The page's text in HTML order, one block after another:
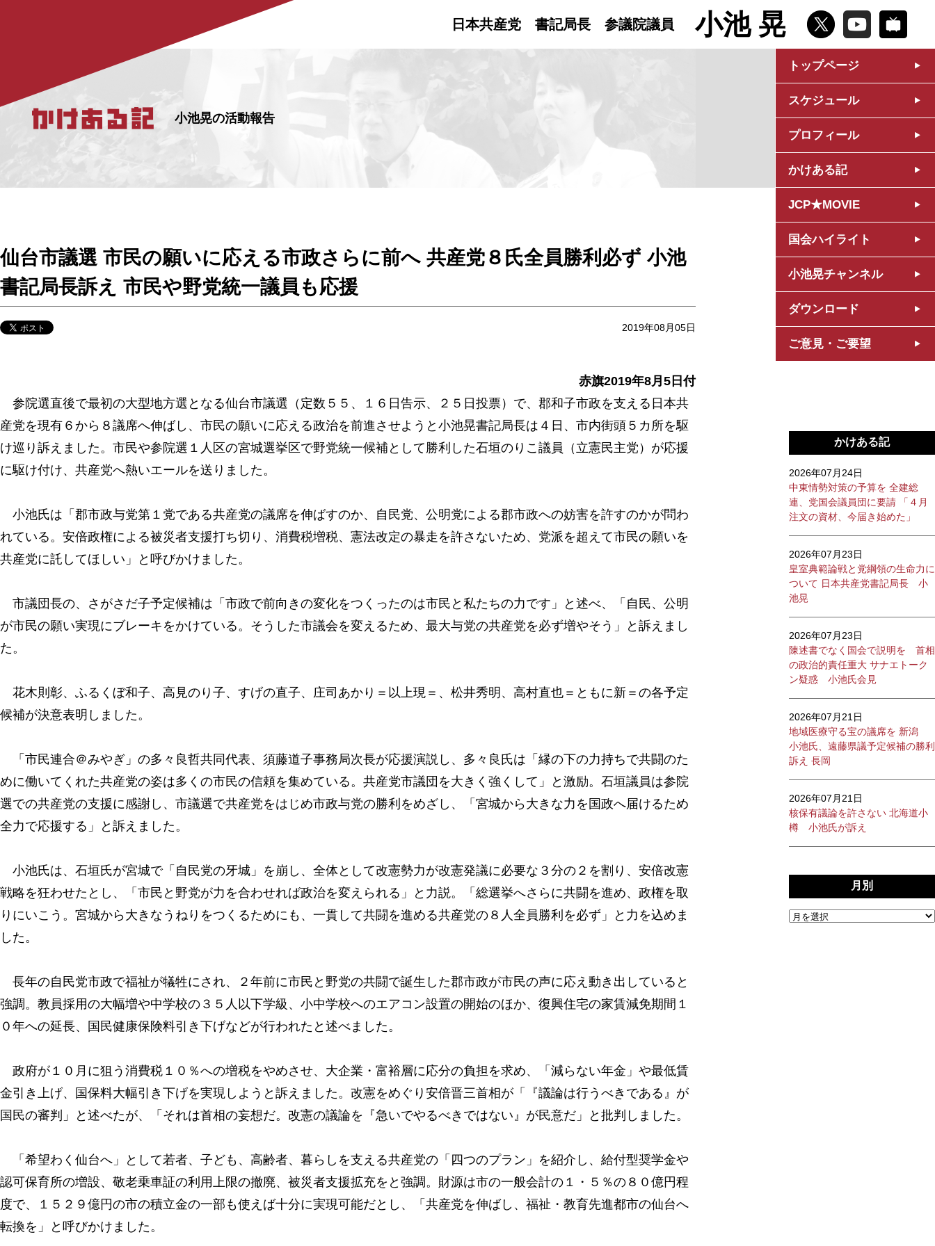
日本共産党 書記局長 参議院議員 小池 晃
トップページ
スケジュール
プロフィール
かけある記
JCP★MOVIE
国会ハイライト
小池晃チャンネル
ダウンロード
ご意見・ご要望
小池晃の活動報告
仙台市議選 市民の願いに応える市政さらに前へ 共産党８氏全員勝利必ず 小池
書記局長訴え 市民や野党統一議員も応援
2019年08月05日
赤旗2019年8月5日付
参院選直後で最初の大型地方選となる仙台市議選（定数５５、１６日告示、２５日投票）で、郡和子市政を支える日本共
産党を現有６から８議席へ伸ばし、市民の願いに応える政治を前進させようと小池晃書記局長は４日、市内街頭５カ所を駆
け巡り訴えました。市民や参院選１人区の宮城選挙区で野党統一候補として勝利した石垣のりこ議員（立憲民主党）が応援
に駆け付け、共産党へ熱いエールを送りました。
小池氏は「郡市政与党第１党である共産党の議席を伸ばすのか、自民党、公明党による郡市政への妨害を許すのかが問わ
れている。安倍政権による被災者支援打ち切り、消費税増税、憲法改定の暴走を許さないため、党派を超えて市民の願いを
共産党に託してほしい」と呼びかけました。
市議団長の、さがさだ子予定候補は「市政で前向きの変化をつくったのは市民と私たちの力です」と述べ、「自民、公明
が市民の願い実現にブレーキをかけている。そうした市議会を変えるため、最大与党の共産党を必ず増やそう」と訴えまし
た。
花木則彰、ふるくぼ和子、高見のり子、すげの直子、庄司あかり＝以上現＝、松井秀明、高村直也＝ともに新＝の各予定
候補が決意表明しました。
「市民連合＠みやぎ」の多々良哲共同代表、須藤道子事務局次長が応援演説し、多々良氏は「縁の下の力持ちで共闘のた
めに働いてくれた共産党の姿は多くの市民の信頼を集めている。共産党市議団を大きく強くして」と激励。石垣議員は参院
選での共産党の支援に感謝し、市議選で共産党をはじめ市政与党の勝利をめざし、「宮城から大きな力を国政へ届けるため
全力で応援する」と訴えました。
小池氏は、石垣氏が宮城で「自民党の牙城」を崩し、全体として改憲勢力が改憲発議に必要な３分の２を割り、安倍改憲
戦略を狂わせたとし、「市民と野党が力を合わせれば政治を変えられる」と力説。「総選挙へさらに共闘を進め、政権を取
りにいこう。宮城から大きなうねりをつくるためにも、一貫して共闘を進める共産党の８人全員勝利を必ず」と力を込めま
した。
長年の自民党市政で福祉が犠牲にされ、２年前に市民と野党の共闘で誕生した郡市政が市民の声に応え動き出していると
強調。教員採用の大幅増や中学校の３５人以下学級、小中学校へのエアコン設置の開始のほか、復興住宅の家賃減免期間１
０年への延長、国民健康保険料引き下げなどが行われたと述べました。
政府が１０月に狙う消費税１０％への増税をやめさせ、大企業・富裕層に応分の負担を求め、「減らない年金」や最低賃
金引き上げ、国保料大幅引き下げを実現しようと訴えました。改憲をめぐり安倍晋三首相が「『議論は行うべきである』が
国民の審判」と述べたが、「それは首相の妄想だ。改憲の議論を『急いでやるべきではない』が民意だ」と批判しました。
「希望わく仙台へ」として若者、子ども、高齢者、暮らしを支える共産党の「四つのプラン」を紹介し、給付型奨学金や
認可保育所の増設、敬老乗車証の利用上限の撤廃、被災者支援拡充をと強調。財源は市の一般会計の１・５％の８０億円程
度で、１５２９億円の市の積立金の一部も使えば十分に実現可能だとし、「共産党を伸ばし、福祉・教育先進都市の仙台へ
転換を」と呼びかけました。
かけある記
2026年07月24日
中東情勢対策の予算を 全建総
連、党国会議員団に要請 「４月
注文の資材、今届き始めた」
2026年07月23日
皇室典範論戦と党綱領の生命力に
ついて 日本共産党書記局長 小
池晃
2026年07月23日
陳述書でなく国会で説明を 首相
の政治的責任重大 サナエトーク
ン疑惑 小池氏会見
2026年07月21日
地域医療守る宝の議席を 新潟
小池氏、遠藤県議予定候補の勝利
訴え 長岡
2026年07月21日
核保有議論を許さない 北海道小
樽 小池氏が訴え
月別